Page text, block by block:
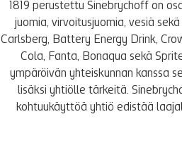
1819 perustettu Sinebrychoff on
juomia, virvoitusjuomia, vesiä
Carlsberg, Battery Energy Drink,
Cola, Fanta, Bonaqua sekä
ympäröivän yhteiskunnan kanssa
lisäksi yhtiölle tärkeitä.
kohtuukäyttöä yhtiö edistää